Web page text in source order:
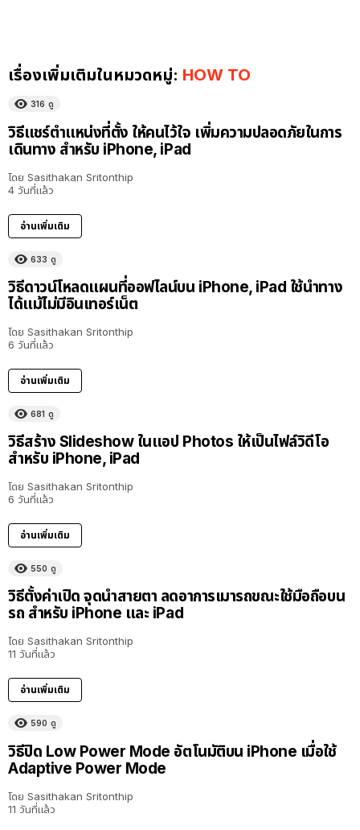
เรื่องเพิ่มเติมในหมวดหมู่: HOW TO
316 ดู
วิธีแชร์ตำแหน่งที่ตั้ง ให้คนไว้ใจ เพิ่มความปลอดภัยในการ
เดินทาง สำหรับ iPhone, iPad
โดย Sasithakan Sritonthip
4 วันที่แล้ว
อ่านเพิ่มเติม
633 ดู
วิธีดาวน์โหลดแผนที่ออฟไลน์บน iPhone, iPad ใช้นำทาง
ได้แม้ไม่มีอินเทอร์เน็ต
โดย Sasithakan Sritonthip
6 วันที่แล้ว
อ่านเพิ่มเติม
681 ดู
วิธีสร้าง Slideshow ในแอป Photos ให้เป็นไฟล์วิดีโอ
สำหรับ iPhone, iPad
โดย Sasithakan Sritonthip
6 วันที่แล้ว
อ่านเพิ่มเติม
550 ดู
วิธีตั้งค่าเปิด จุดนำสายตา ลดอาการเมารถขณะใช้มือถือบน
รถ สำหรับ iPhone และ iPad
โดย Sasithakan Sritonthip
11 วันที่แล้ว
อ่านเพิ่มเติม
590 ดู
วิธีปิด Low Power Mode อัตโนมัติบน iPhone เมื่อใช้
Adaptive Power Mode
โดย Sasithakan Sritonthip
11 วันที่แล้ว